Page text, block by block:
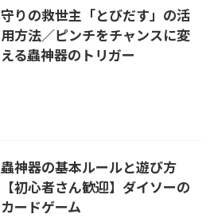
守りの救世主「とびだす」の活
用方法／ピンチをチャンスに変
える蟲神器のトリガー
蟲神器の基本ルールと遊び方
【初心者さん歓迎】ダイソーの
カードゲーム